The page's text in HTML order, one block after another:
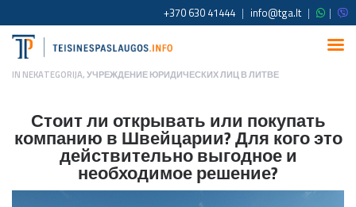
+370 630 41444 | info@tga.lt | |
IN NEKATEGORIJA,УЧРЕЖДЕНИЕ ЮРИДИЧЕСКИХ ЛИЦ В ЛИТВЕ
Стоит ли открывать или покупать
компанию в Швейцарии? Для кого это
действительно выгодное и
необходимое решение?